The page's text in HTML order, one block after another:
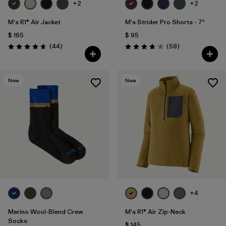
+2
M's R1® Air Jacket
$ 165
Valoración: 4.7 / 5
(44Comentarios
)
+2
M's Strider Pro Shorts - 7"
$ 95
Valoración: 3.8 / 5
(59Comentarios
)
New
Merino Wool-Blend Crew
Socks
New
+4
M's R1® Air Zip-Neck